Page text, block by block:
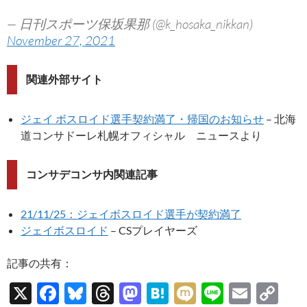
— 日刊スポーツ保坂果那 (@k_hosaka_nikkan)
November 27, 2021
関連外部サイト
ジェイ ボスロイド選手契約満了・帰国のお知らせ – 北海
道コンサドーレ札幌オフィシャル ニュースより
コンサデコンサ内関連記事
21/11/25：ジェイボスロイド選手が契約満了
ジェイボスロイド – CSプレイヤーズ
記事の共有：
X
F
Bl T
M H
M Li
E